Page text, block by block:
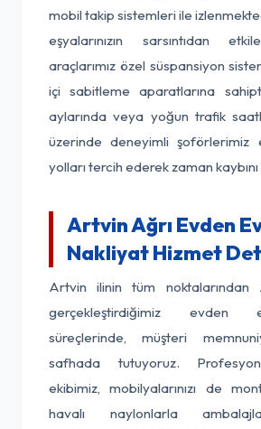
mobil takip sistemleri ile
eşyalarınızın sarsıntıdan
araçlarımız özel süspansiyon
içi sabitleme aparatlarına
aylarında veya yoğun trafik
üzerinde deneyimli şoförlerimiz
yolları tercih ederek zaman
Artvin Ağrı Evden
Nakliyat Hizmet
Artvin ilinin tüm noktalarından
gerçekleştirdiğimiz evden
süreçlerinde, müşteri
safhada tutuyoruz.
ekibimiz, mobilyalarınızı de
havalı naylonlarla